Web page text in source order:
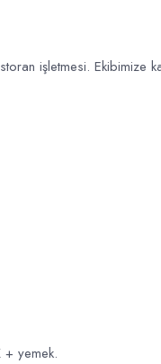
Ekibimize katılacak
işletmesi. Ekibimize
+ yemek.